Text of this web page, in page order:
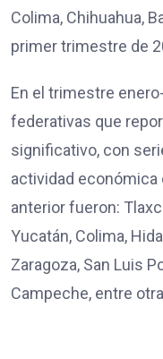
Colima, Chihuahua,
primer trimestre de
En el trimestre
federativas que
significativo, con
actividad económica
anterior fueron:
Yucatán, Colima,
Zaragoza, San Luis
Campeche, entre